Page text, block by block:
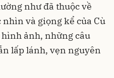
như đã thuộc về
và giọng kể của Cù
ảnh, những câu
lấp lánh, vẹn nguyên